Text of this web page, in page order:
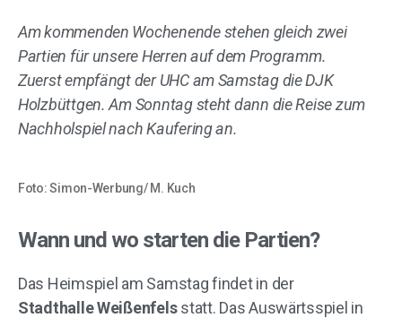
Am kommenden Wochenende stehen gleich zwei
Partien für unsere Herren auf dem Programm.
Zuerst empfängt der UHC am Samstag die DJK
Holzbüttgen. Am Sonntag steht dann die Reise zum
Nachholspiel nach Kaufering an.
Foto: Simon-Werbung/ M. Kuch
Wann und wo starten die Partien?
Das Heimspiel am Samstag findet in der
Stadthalle Weißenfelsstatt. Das Auswärtsspiel in